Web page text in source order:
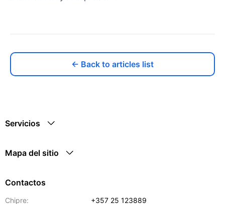
← Back to articles list
Servicios
Mapa del sitio
Contactos
Chipre:
+357 25 123889